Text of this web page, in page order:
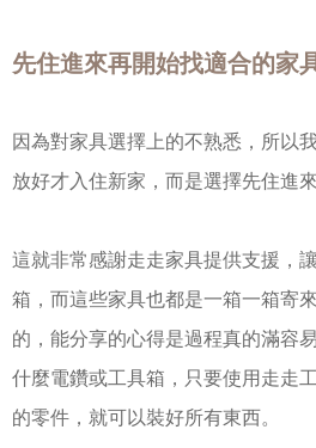
先住進來再開始找適合的家
因為對家具選擇上的不熟悉，所以
放好才入住新家，而是選擇先住進
這就非常感謝走走家具提供支援，
箱，而這些家具也都是一箱一箱寄
的，能分享的心得是過程真的滿容
什麼電鑽或工具箱，只要使用走走
的零件，就可以裝好所有東西。